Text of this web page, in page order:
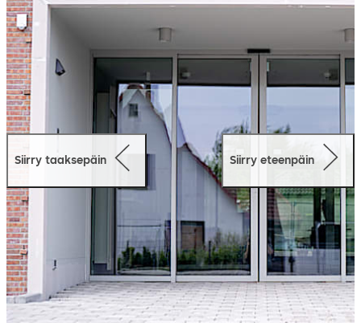
Siirry taaksepäin Siirry eteenpäin